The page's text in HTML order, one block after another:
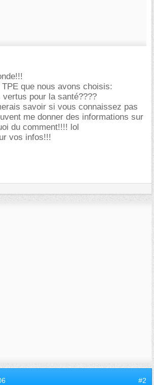
que nous avons choisis:
pour la santé????
savoir si vous connaissez pas
me donner des informations sur
du comment!!!! lol
vos infos!!!
#2